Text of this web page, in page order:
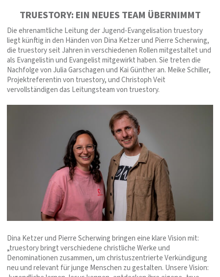
TRUESTORY: EIN NEUES TEAM ÜBERNIMMT
Die ehrenamtliche Leitung der Jugend-Evangelisation truestory
liegt künftig in den Händen von Dina Ketzer und Pierre Scherwing,
die truestory seit Jahren in verschiedenen Rollen mitgestaltet und
als Evangelistin und Evangelist mitgewirkt haben. Sie treten die
Nachfolge von Julia Garschagen und Kai Günther an. Meike Schiller,
Projektreferentin von truestory, und Christoph Veit
vervollständigen das Leitungsteam von truestory.
Dina Ketzer und Pierre Scherwing bringen eine klare Vision mit:
„truestory bringt verschiedene christliche Werke und
Denominationen zusammen, um christuszentrierte Verkündigung
neu und relevant für junge Menschen zu gestalten. Unsere Vision: